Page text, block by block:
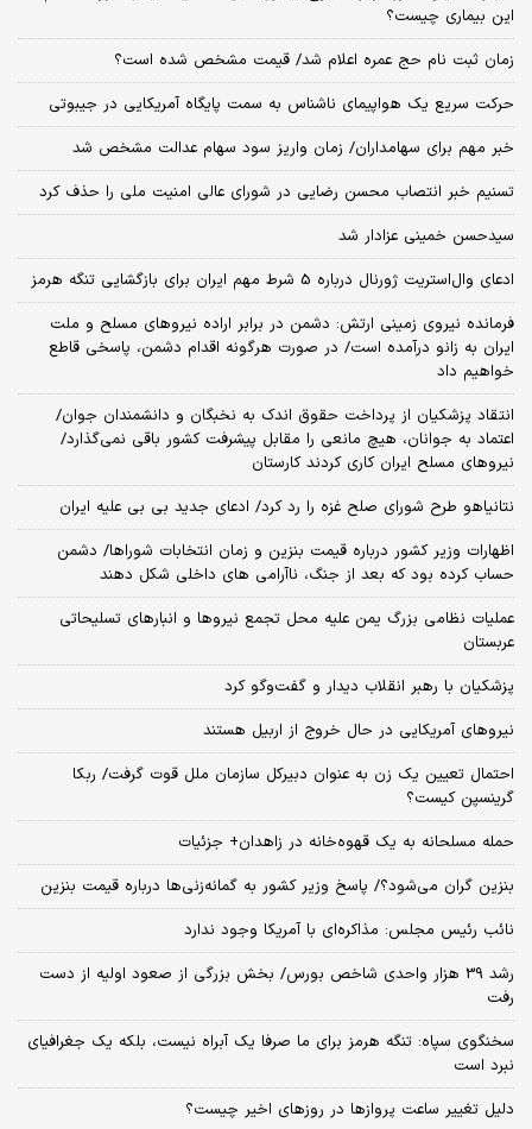
این بیماری چیست؟
زمان ثبت‌ نام حج عمره اعلام شد/ قیمت مشخص شده است؟
حرکت سریع یک هواپیمای ناشناس به سمت پایگاه آمریکایی در جیبوتی
خبر مهم برای سهامداران/ زمان واریز سود سهام عدالت مشخص شد
تسنیم خبر انتصاب محسن رضایی در شورای عالی امنیت ملی را حذف کرد
سیدحسن خمینی عزادار شد
ادعای وال‌استریت ژورنال درباره 5 شرط مهم ایران برای بازگشایی تنگه هرمز
فرمانده نیروی زمینی ارتش: دشمن در برابر اراده نیروهای مسلح و ملت
ایران به زانو درآمده است/ در صورت هرگونه اقدام دشمن، پاسخی قاطع
خواهیم داد
انتقاد پزشکیان از پرداخت حقوق اندک به نخبگان و دانشمندان جوان/
اعتماد به جوانان، هیچ مانعی را مقابل پیشرفت کشور باقی نمی‌گذارد/
نیروهای مسلح ایران کاری کردند کارستان
نتانیاهو طرح شورای صلح غزه را رد کرد/ ادعای جدید بی بی علیه ایران
اظهارات وزیر کشور درباره قیمت بنزین و زمان انتخابات شوراها/ دشمن
حساب کرده بود که بعد از جنگ، ناآرامی‌ های داخلی شکل دهند
عملیات نظامی بزرگ یمن علیه محل تجمع نیروها و انبارهای تسلیحاتی
عربستان
پزشکیان با رهبر انقلاب دیدار و گفت‌وگو کرد
نیروهای آمریکایی در حال خروج از اربیل هستند
احتمال تعیین یک زن به عنوان دبیرکل سازمان ملل قوت گرفت/ ربکا
گرینسپن کیست؟
حمله مسلحانه به یک قهوه‌خانه در زاهدان+ جزئیات
بنزین گران می‌شود؟/ پاسخ وزیر کشور به گمانه‌زنی‌ها درباره قیمت بنزین
نائب رئیس مجلس: مذاکره‌ای با آمریکا وجود ندارد
رشد 39 هزار واحدی شاخص بورس/ بخش بزرگی از صعود اولیه از دست
رفت
سخنگوی سپاه: تنگه هرمز برای ما صرفا یک آبراه نیست، بلکه یک جغرافیای
نبرد است
دلیل تغییر ساعت پروازها در روزهای اخیر چیست؟